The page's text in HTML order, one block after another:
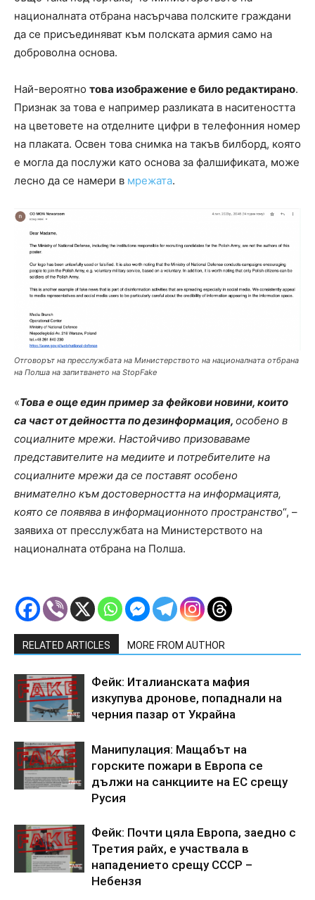
националната отбрана насърчава полските граждани
да се присъединяват към полската армия само на
доброволна основа.
Най-вероятно това изображение е било редактирано.
Признак за това е например разликата в наситеността
на цветовете на отделните цифри в телефонния номер
на плаката. Освен това снимка на такъв билборд, която
е могла да послужи като основа за фалшификата, може
лесно да се намери в мрежата.
Отговорът на пресслужбата на Министерството на националната отбрана
на Полша на запитването на StopFake
«Това е още един пример за фейкови новини, които
са част от дейността по дезинформация, особено в
социалните мрежи. Настойчиво призоваваме
представителите на медиите и потребителите на
социалните мрежи да се поставят особено
внимателно към достоверността на информацията,
която се появява в информационното пространство“, –
заявиха от пресслужбата на Министерството на
националната отбрана на Полша.
RELATED ARTICLES MORE FROM AUTHOR
Фейк: Италианската мафия
изкупува дронове, попаднали на
черния пазар от Украйна
Манипулация: Мащабът на
горските пожари в Европа се
дължи на санкциите на ЕС срещу
Русия
Фейк: Почти цяла Европа, заедно с
Третия райх, е участвала в
нападението срещу СССР –
Небензя